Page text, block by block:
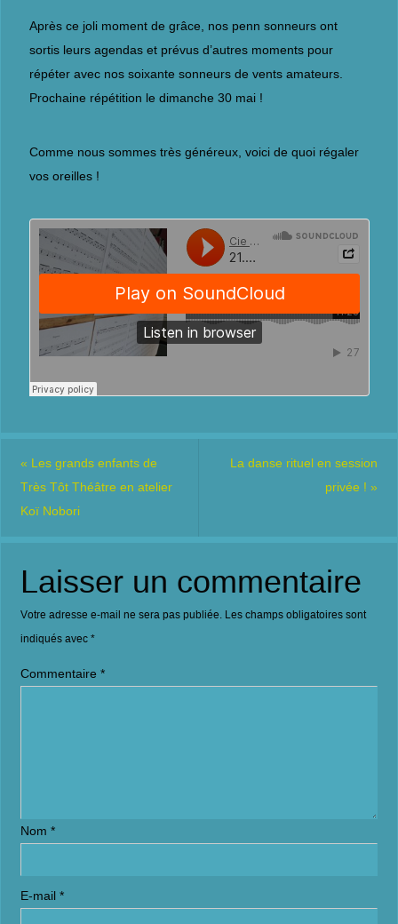
Après ce joli moment de grâce, nos penn sonneurs ont
sortis leurs agendas et prévus d’autres moments pour
répéter avec nos soixante sonneurs de vents amateurs.
Prochaine répétition le dimanche 30 mai !
Comme nous sommes très généreux, voici de quoi régaler
vos oreilles !
« Les grands enfants de
Très Tôt Théâtre en atelier
Koï Nobori
La danse rituel en session
privée !»
Laisser un commentaire
Votre adresse e-mail ne sera pas publiée. Les champs obligatoires sont
indiqués avec *
Commentaire *
Nom *
E-mail *